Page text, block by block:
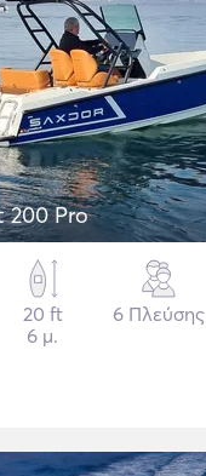
200 Pro
20 ft
6 μ.
6 Πλεύσης